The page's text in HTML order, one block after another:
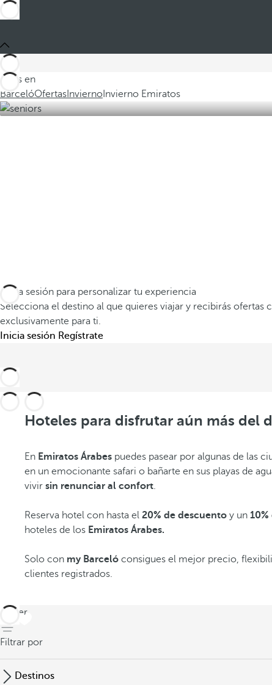
Estás en
BarcelóOfertas Invierno Invierno Emiratos
Inicia sesión para personalizar tu experiencia
Selecciona el destino al que quieres viajar y recibirás ofertas
exclusivamente para ti.
Inicia sesión Regístrate
Hoteles para disfrutar aún más del
En Emiratos Árabes puedes pasear por algunas de las
en un emocionante safari o bañarte en sus playas de
vivir sin renunciar al confort.
Reserva hotel con hasta el 20% de descuento y un 10%
hoteles de los Emiratos Árabes.
Solo con my Barceló consigues el mejor precio,
clientes registrados.
volver
Filtrar por
Destinos